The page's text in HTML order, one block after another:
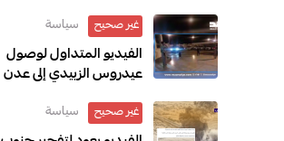
غير صحيح سياسة
الفيديو المتداول لوصول
عيدروس الزبيدي إلى عدن
غير صحيح سياسة